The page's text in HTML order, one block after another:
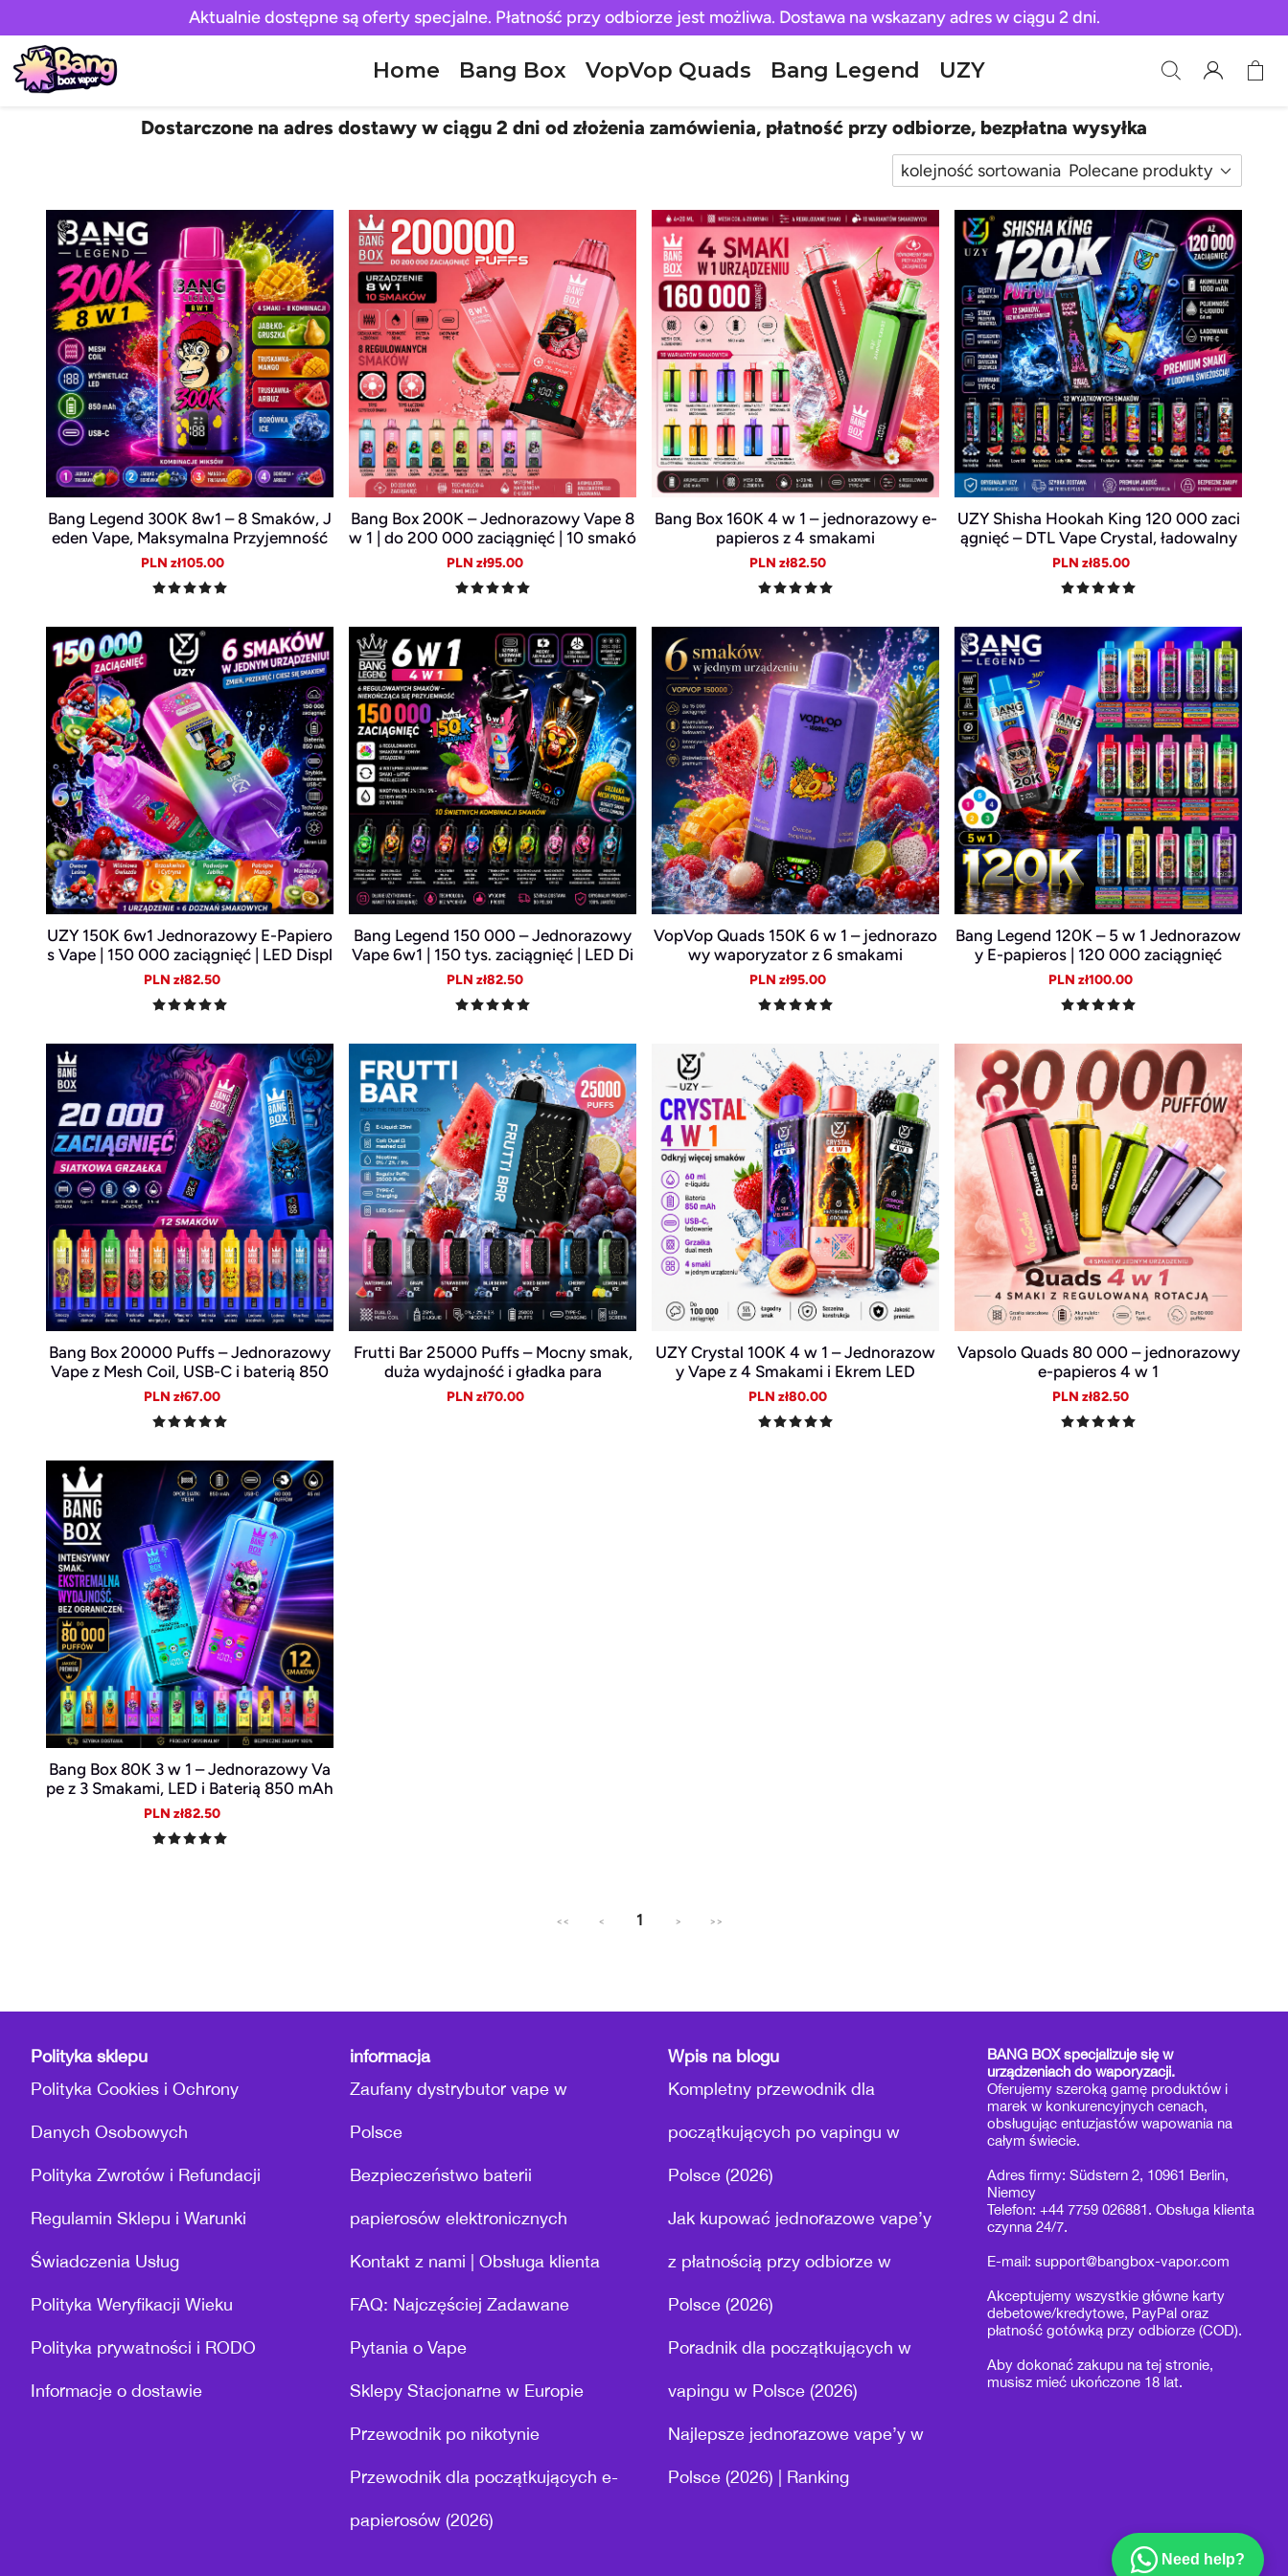
Aktualnie dostępne są oferty specjalne. Płatność przy odbiorze jest możliwa. Dostawa na wskazany adres w ciągu 2 dni.
Home Bang Box VopVop Quads Bang Legend UZY
Dostarczone na adres dostawy w ciągu 2 dni od złożenia zamówienia, płatność przy odbiorze, bezpłatna wysyłka
kolejność sortowania Polecane produkty
Bang Legend 300K 8w1 – 8 Smaków, J
eden Vape, Maksymalna Przyjemność
Sale
PLN zł105.00
Bang Box 200K – Jednorazowy Vape 8
w 1 | do 200 000 zaciągnięć | 10 smakó
w | długa żywotność baterii
Sale
PLN zł95.00
Bang Box 160K 4 w 1 – jednorazowy e-
papieros z 4 smakami
Sale
PLN zł82.50
UZY Shisha Hookah King 120 000 zaci
ągnięć – DTL Vape Crystal, ładowalny
USB-C, Smart LED
Sale
PLN zł85.00
UZY 150K 6w1 Jednorazowy E-Papiero
s Vape | 150 000 zaciągnięć | LED Displ
ay | USB-C | Wymienne smaki
Sale
PLN zł82.50
Bang Legend 150 000 – Jednorazowy
Vape 6w1 | 150 tys. zaciągnięć | LED Di
splay | USB-C Akumulator
Sale
PLN zł82.50
VopVop Quads 150K 6 w 1 – jednorazo
wy waporyzator z 6 smakami
Sale
PLN zł95.00
Bang Legend 120K – 5 w 1 Jednorazow
y E-papieros | 120 000 zaciągnięć
Sale
PLN zł100.00
Bang Box 20000 Puffs – Jednorazowy
Vape z Mesh Coil, USB-C i baterią 850
mAh
Sale
PLN zł67.00
Frutti Bar 25000 Puffs – Mocny smak,
duża wydajność i gładka para
Sale
PLN zł70.00
UZY Crystal 100K 4 w 1 – Jednorazow
y Vape z 4 Smakami i Ekrem LED
Sale
PLN zł80.00
Vapsolo Quads 80 000 – jednorazowy
e-papieros 4 w 1
Sale
PLN zł82.50
Bang Box 80K 3 w 1 – Jednorazowy Va
pe z 3 Smakami, LED i Baterią 850 mAh
Sale
PLN zł82.50
<< < 1 > >>
Polityka sklepu
Polityka Cookies i Ochrony
Danych Osobowych
Polityka Zwrotów i Refundacji
Regulamin Sklepu i Warunki
Świadczenia Usług
Polityka Weryfikacji Wieku
Polityka prywatności i RODO
Informacje o dostawie
informacja
Zaufany dystrybutor vape w
Polsce
Bezpieczeństwo baterii
papierosów elektronicznych
Kontakt z nami | Obsługa klienta
FAQ: Najczęściej Zadawane
Pytania o Vape
Sklepy Stacjonarne w Europie
Przewodnik po nikotynie
Przewodnik dla początkujących e-
papierosów (2026)
Wpis na blogu
Kompletny przewodnik dla
początkujących po vapingu w
Polsce (2026)
Jak kupować jednorazowe vape’y
z płatnością przy odbiorze w
Polsce (2026)
Poradnik dla początkujących w
vapingu w Polsce (2026)
Najlepsze jednorazowe vape’y w
Polsce (2026) | Ranking
BANG BOX specjalizuje się w
urządzeniach do waporyzacji.
Oferujemy szeroką gamę produktów i
marek w konkurencyjnych cenach,
obsługując entuzjastów wapowania na
całym świecie.
Adres firmy: Südstern 2, 10961 Berlin,
Niemcy
Telefon: +44 7759 026881. Obsługa klienta
czynna 24/7.
E-mail: support@bangbox-vapor.com
Akceptujemy wszystkie główne karty
debetowe/kredytowe, PayPal oraz
płatność gotówką przy odbiorze (COD).
Aby dokonać zakupu na tej stronie,
musisz mieć ukończone 18 lat.
Need help?